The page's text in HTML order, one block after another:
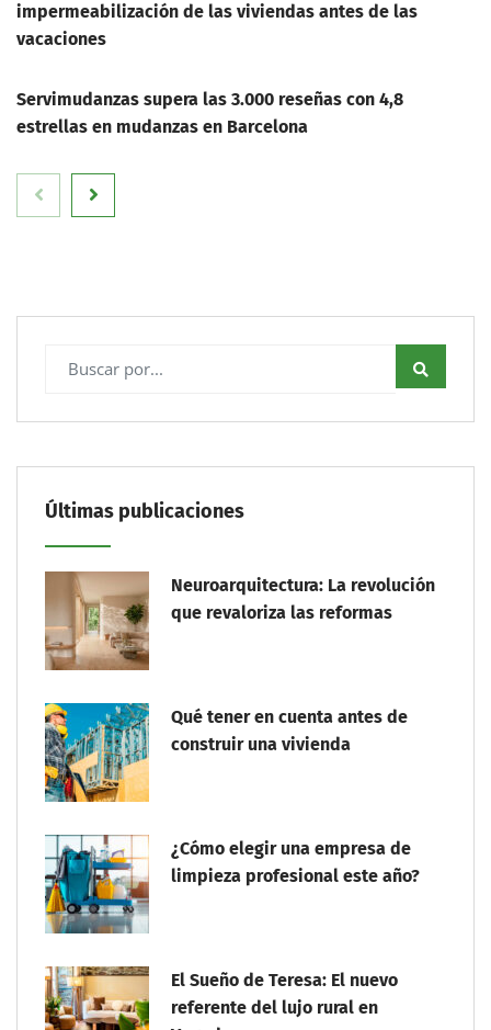
impermeabilización de las viviendas antes de las
vacaciones
Servimudanzas supera las 3.000 reseñas con 4,8
estrellas en mudanzas en Barcelona
Últimas publicaciones
Neuroarquitectura: La revolución
que revaloriza las reformas
Qué tener en cuenta antes de
construir una vivienda
¿Cómo elegir una empresa de
limpieza profesional este año?
El Sueño de Teresa: El nuevo
referente del lujo rural en